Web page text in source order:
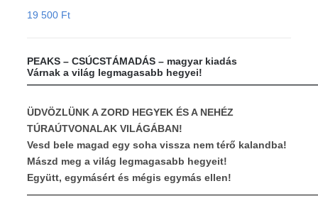
19 500 Ft
PEAKS – CSÚCSTÁMADÁS – magyar kiadás
Várnak a világ legmagasabb hegyei!
ÜDVÖZLÜNK A ZORD HEGYEK ÉS A NEHÉZ
TÚRAÚTVONALAK VILÁGÁBAN!
Vesd bele magad egy soha vissza nem térő kalandba!
Mászd meg a világ legmagasabb hegyeit!
Együtt, egymásért és mégis egymás ellen!